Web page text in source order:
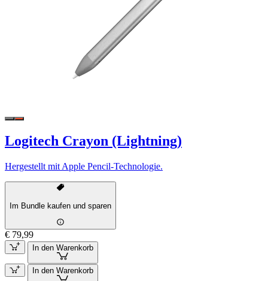
Logitech Crayon (Lightning)
Hergestellt mit Apple Pencil-Technologie.
Im Bundle kaufen und sparen
€ 79,99
In den Warenkorb
In den Warenkorb